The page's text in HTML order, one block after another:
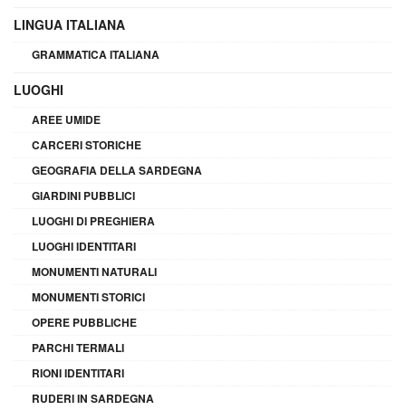
LINGUA ITALIANA
GRAMMATICA ITALIANA
LUOGHI
AREE UMIDE
CARCERI STORICHE
GEOGRAFIA DELLA SARDEGNA
GIARDINI PUBBLICI
LUOGHI DI PREGHIERA
LUOGHI IDENTITARI
MONUMENTI NATURALI
MONUMENTI STORICI
OPERE PUBBLICHE
PARCHI TERMALI
RIONI IDENTITARI
RUDERI IN SARDEGNA